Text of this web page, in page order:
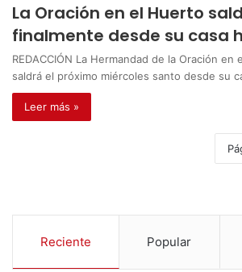
La Oración en el Huerto
finalmente desde su casa
REDACCIÓN La Hermandad de la Oración
saldrá el próximo miércoles santo desde su
Leer más »
Reciente Popular